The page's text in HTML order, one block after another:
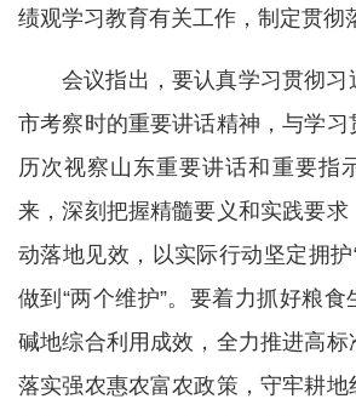
绩观学习教育有关工作，制定贯彻
会议指出，要认真学习贯彻习
市考察时的重要讲话精神，与学
历次视察山东重要讲话和重要指
来，深刻把握精髓要义和实践要求
动落地见效，以实际行动坚定拥护
做到“两个维护”。要着力抓好粮
碱地综合利用成效，全力推进高标
落实强农惠农富农政策，守牢耕